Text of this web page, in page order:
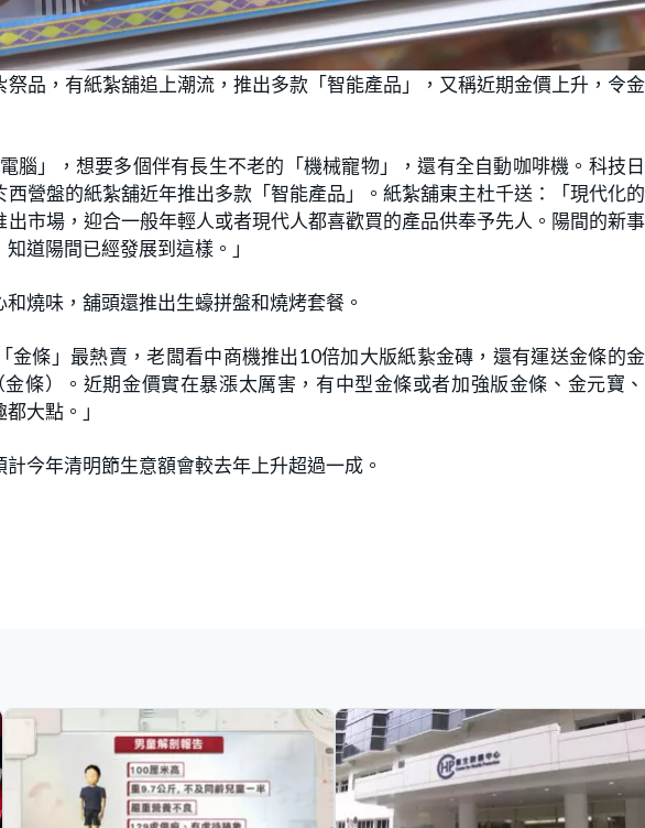
祭品，有紙紮舖追上潮流，推出多款「智能產品」，又稱近期金價上升，令
腦」，想要多個伴有長生不老的「機械寵物」，還有全自動咖啡機。科技
營盤的紙紮舖近年推出多款「智能產品」。紙紮舖東主杜千送：「現代化
市場，迎合一般年輕人或者現代人都喜歡買的產品供奉予先人。陽間的新
道陽間已經發展到這樣。」
燒味，舖頭還推出生蠔拼盤和燒烤套餐。
金條」最熱賣，老闆看中商機推出10倍加大版紙紥金磚，還有運送金條的
條）。近期金價實在暴漲太厲害，有中型金條或者加強版金條、金元寶
大點。」
今年清明節生意額會較去年上升超過一成。